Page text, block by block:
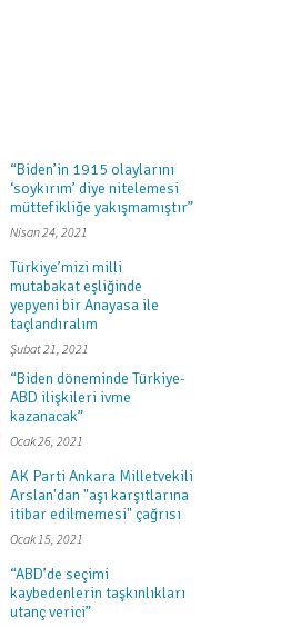
“Biden’in 1915 olaylarını
‘soykırım’ diye nitelemesi
müttefikliğe yakışmamıştır”
Nisan 24, 2021
Türkiye’mizi milli
mutabakat eşliğinde
yepyeni bir Anayasa ile
taçlandıralım
Şubat 21, 2021
“Biden döneminde Türkiye-
ABD ilişkileri ivme
kazanacak”
Ocak 26, 2021
AK Parti Ankara Milletvekili
Arslan'dan "aşı karşıtlarına
itibar edilmemesi" çağrısı
Ocak 15, 2021
“ABD’de seçimi
kaybedenlerin taşkınlıkları
utanç verici”